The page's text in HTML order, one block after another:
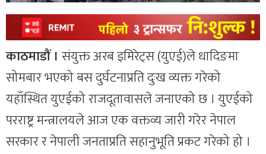
काठमाडौं । संयुक्त अरब इमिरेट्स (युएई)ले धादिङमा
सोमबार भएको बस दुर्घटनाप्रति दुःख व्यक्त गरेको
यहाँस्थित युएईको राजदूतावासले जनाएको छ । युएईको
परराष्ट्र मन्त्रालयले आज एक वक्तव्य जारी गरेर नेपाल
सरकार र नेपाली जनताप्रति सहानुभूति प्रकट गरेको हो ।